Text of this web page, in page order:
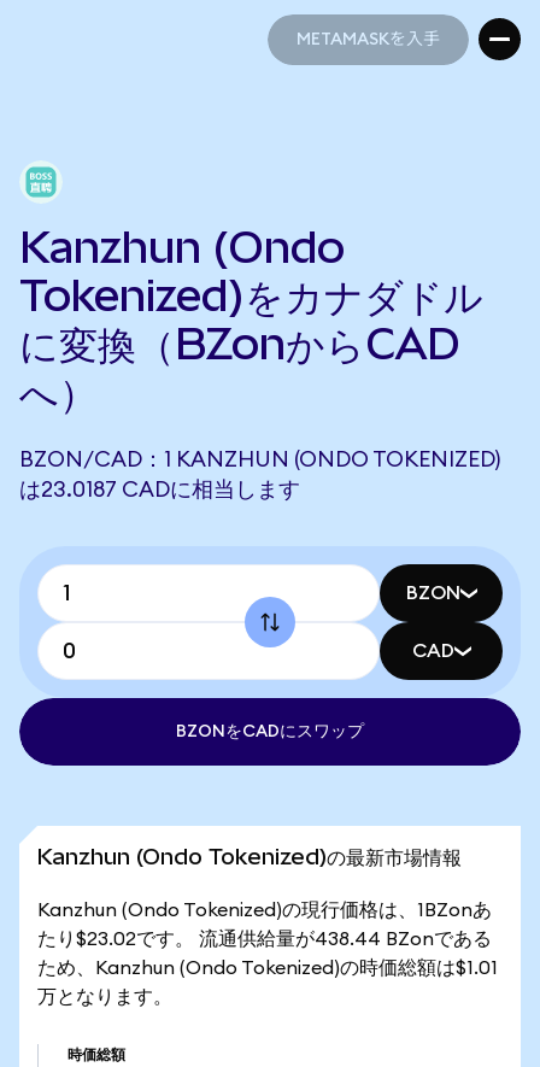
METAMASKを入手
Kanzhun (Ondo
Tokenized)をカナダドル
に変換（BZonからCAD
へ）
BZON/CAD：1 KANZHUN (ONDO TOKENIZED)
は23.0187 CADに相当します
BZON
CAD
BZONをCADにスワップ
Kanzhun (Ondo Tokenized)の最新市場情報
Kanzhun (Ondo Tokenized)の現行価格は、1BZonあ
たり$23.02です。 流通供給量が438.44 BZonである
ため、Kanzhun (Ondo Tokenized)の時価総額は$1.01
万となります。
時価総額